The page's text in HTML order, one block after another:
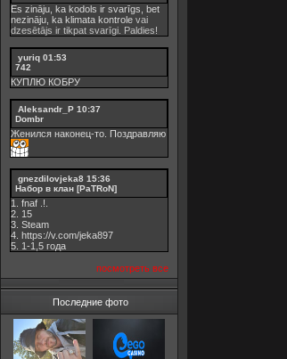
Es zināju, ka kodols ir svarīgs, bet
nezināju, ka klimata kontrole vai
dzesētājs ir tikpat svarīgi. Paldies!
yuriq 01:53
742
КУПЛЮ КОБРУ
Aleksandr_P 10:37
Dombr
Женился наконец-то. Поздравляю
gnezdilovjeka8 15:36
Набор в клан [PaTRoN]
1. fnaf .!.
2. 15
3. Steam
4. https://v.com/jeka897
5. 1-1,5 годa
посмотреть все
Последние фото